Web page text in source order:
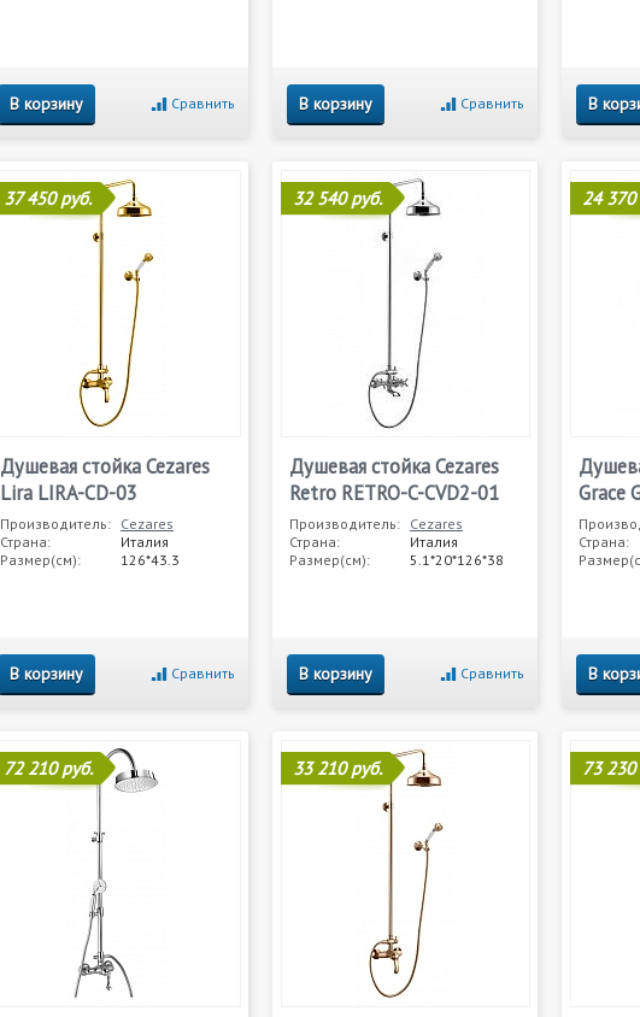
В корзину Сравнить В корзину Сравнить В
37 450 руб.
Душевая стойка Cezares
Lira LIRA-CD-03
Производитель: Cezares
Страна:
Италия
Размер(см):
126*43.3
В корзину Сравнить
32 540 руб.
Душевая стойка Cezares
Retro RETRO-C-CVD2-01
Производитель: Cezares
Страна:
Италия
Размер(см):
5.1*20*126*38
В корзину Сравнить
24 370
Grace
Страна:
В
72 210 руб. 33 210 руб. 73 230